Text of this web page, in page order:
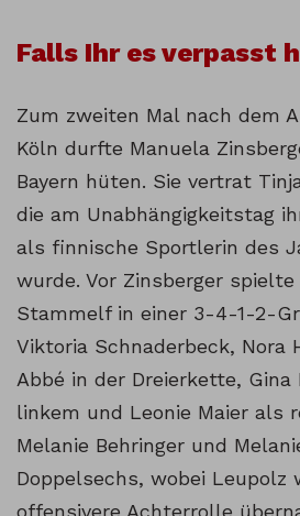
Falls Ihr es verpasst
Zum zweiten Mal nach dem
Köln durfte Manuela
Bayern hüten. Sie vertrat
die am Unabhängigkeitstag
als finnische Sportlerin des
wurde. Vor Zinsberger
Stammelf in einer 3-4-1-2-
Viktoria Schnaderbeck, Nora
Abbé in der Dreierkette,
linkem und Leonie Maier als
Melanie Behringer und
Doppelsechs, wobei Leupolz
offensivere Achterrolle